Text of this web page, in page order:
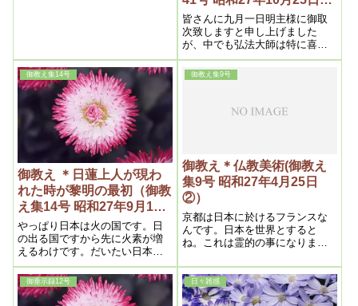
行)
皆さんに九月一日明主様に御取
次致しますと申し上げました
が、中でも弘法大師は特に喜ば
れ、間に合ってよかったよかっ
たとさも嬉しそうでした。
御教え集14号
御教え ＊日蓮上人が現わ
れた時が黎明の最初（御教
え集14号 昭和27年9月15
日②）
やっぱり日本は火の国です。日
の出る国ですから先に火素が増
えるわけです。だいたい日本に
火素が増えるという事は、要す
るに昼間の世界になる事です。
それは明治から、もうそういう
具合に始まっているのです。し
御教え集9号
御教え＊仏教美術(御教え
集9号 昭和27年4月25日
②）
京都は日本に於けるフランスな
んです。日本を世界とすると
ね。これは霊的の事になります
――日本を世界とすると、京都
はフランスになる。フランスは
世界の観光客を集める。と同じ
御垂示録12号 日々雑感